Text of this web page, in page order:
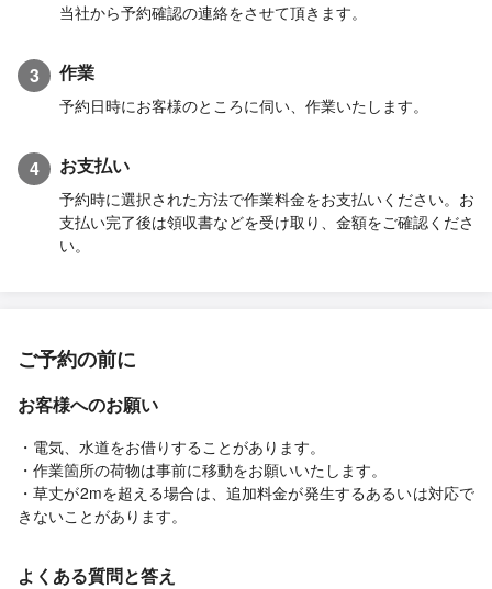
当社から予約確認の連絡をさせて頂きます。
3 作業
予約日時にお客様のところに伺い、作業いたします。
4 お支払い
予約時に選択された方法で作業料金をお支払いください。お
支払い完了後は領収書などを受け取り、金額をご確認くださ
い。
ご予約の前に
お客様へのお願い
・電気、水道をお借りすることがあります。
・作業箇所の荷物は事前に移動をお願いいたします。
・草丈が2mを超える場合は、追加料金が発生するあるいは対応で
きないことがあります。
よくある質問と答え